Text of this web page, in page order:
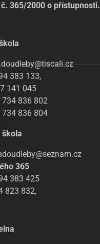
365/2000 o přístupnosti.
383 133,
141 045
734 836 802
734 836 804
škola
365
383 425
823 832,